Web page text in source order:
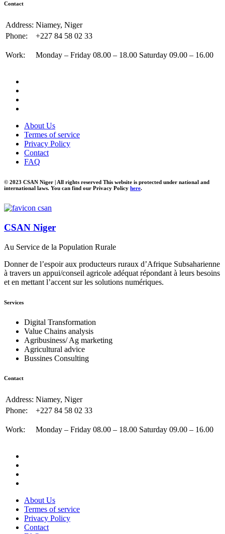
Contact
Address: Niamey, Niger
Phone:
+227 84 58 02 33
Work: Monday – Friday 08.00 – 18.00 Saturday 09.00 – 16.00
About Us
Termes of service
Privacy Policy
Contact
FAQ
© 2023 CSAN Niger | All rights reserved This website is protected under national and
international laws. You can find our Privacy Policy here.
CSAN Niger
Au Service de la Population Rurale
Donner de l’espoir aux producteurs ruraux d’Afrique Subsaharienne
à travers un appui/conseil agricole adéquat répondant à leurs besoins
et en mettant l’accent sur les solutions numériques.
Services
Digital Transformation
Value Chains analysis
Agribusiness/ Ag marketing
Agricultural advice
Bussines Consulting
Contact
Address: Niamey, Niger
Phone:
+227 84 58 02 33
Work: Monday – Friday 08.00 – 18.00 Saturday 09.00 – 16.00
About Us
Termes of service
Privacy Policy
Contact